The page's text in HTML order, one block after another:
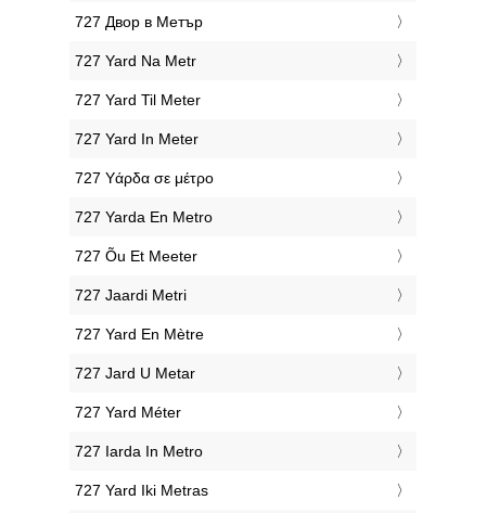
‎727 Двор в Метър
‎727 Yard Na Metr
‎727 Yard Til Meter
‎727 Yard In Meter
‎727 Υάρδα σε μέτρο
‎727 Yarda En Metro
‎727 Õu Et Meeter
‎727 Jaardi Metri
‎727 Yard En Mètre
‎727 Jard U Metar
‎727 Yard Méter
‎727 Iarda In Metro
‎727 Yard Iki Metras